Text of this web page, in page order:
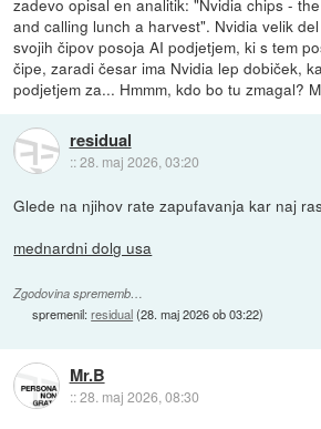
zadevo opisal en analitik: "Nvidia chips -
and calling lunch a harvest". Nvidia velik
svojih čipov posoja AI podjetjem, ki s tem
čipe, zaradi česar ima Nvidia lep dobiček,
podjetjem za... Hmmm, kdo bo tu zmagal?
residual
::28. maj 2026, 03:20
Glede na njihov rate zapufavanja kar naj
mednardni dolg usa
Zgodovina sprememb…
spremenil:residual(28. maj 2026 ob 03:22)
Mr.B
::28. maj 2026, 08:30